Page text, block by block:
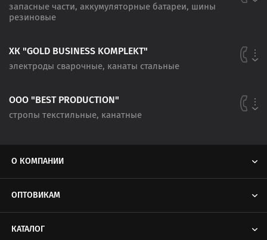
запасные части, аккумуляторные батареи, шины
резиновые
ХК "GOLD BUSINESS KOMPLEKT"
электроды сварочные, канаты стальные
ООО "BEST PRODUCTION"
стропы текстильные, канатные
О КОМПАНИИ
ОПТОВИКАМ
КАТАЛОГ